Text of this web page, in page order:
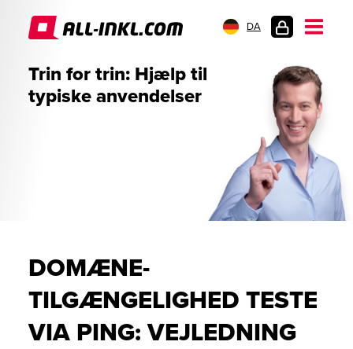
DA
Trin for trin: Hjælp til
typiske anvendelser
DOMÆNE-
TILGÆNGELIGHED TESTE
VIA PING: VEJLEDNING